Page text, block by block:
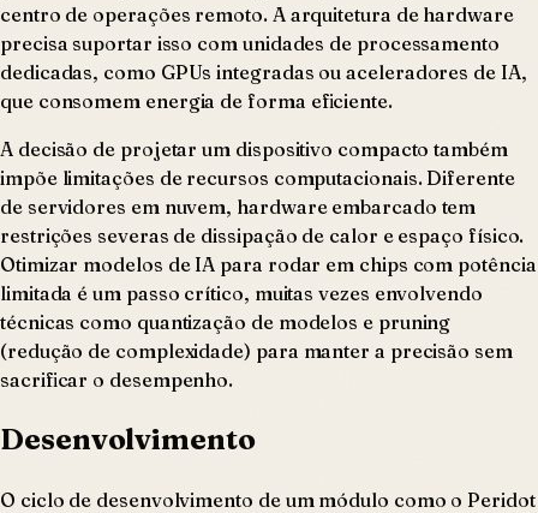
centro de operações remoto. A arquitetura de hardware
precisa suportar isso com unidades de processamento
dedicadas, como GPUs integradas ou aceleradores de IA,
que consomem energia de forma eficiente.
A decisão de projetar um dispositivo compacto também
impõe limitações de recursos computacionais. Diferente
de servidores em nuvem, hardware embarcado tem
restrições severas de dissipação de calor e espaço físico.
Otimizar modelos de IA para rodar em chips com potência
limitada é um passo crítico, muitas vezes envolvendo
técnicas como quantização de modelos e pruning
(redução de complexidade) para manter a precisão sem
sacrificar o desempenho.
Desenvolvimento
O ciclo de desenvolvimento de um módulo como o Peridot